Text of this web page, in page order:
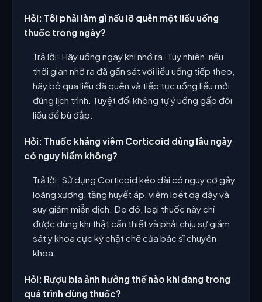
Hỏi: Tôi phải làm gì nếu lỡ quên một liều uống
thuốc trong ngày?
Trả lời: Hãy uống ngay khi nhớ ra. Tuy nhiên, nếu
thời gian nhớ ra đã gần sát với liều uống tiếp theo,
hãy bỏ qua liều đã quên và tiếp tục uống liều mới
đúng lịch trình. Tuyệt đối không tự ý uống gấp đôi
liều để bù đắp.
Hỏi: Thuốc kháng viêm Corticoid dùng lâu ngày
có nguy hiểm không?
Trả lời: Sử dụng Corticoid kéo dài có nguy cơ gây
loãng xương, tăng huyết áp, viêm loét dạ dày và
suy giảm miễn dịch. Do đó, loại thuốc này chỉ
được dùng khi thật cần thiết và phải chịu sự giám
sát y khoa cực kỳ chặt chẽ của bác sĩ chuyên
khoa.
Hỏi: Rượu bia ảnh hưởng thế nào khi đang trong
quá trình dùng thuốc?